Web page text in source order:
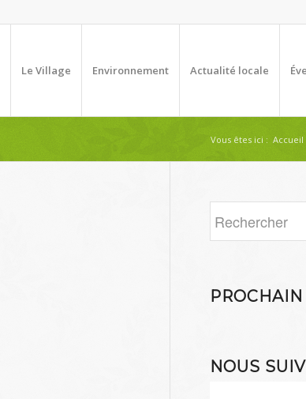
Le Village Environnement Actualité locale
Vous êtes ici : Accueil
NOUS